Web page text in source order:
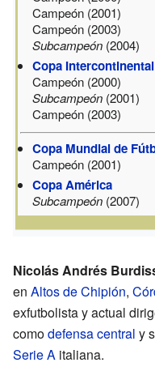
Campeón (2001)
Campeón (2003)
Subcampeón (2004)
Copa Intercontinental
Campeón (2000)
Subcampeón (2001)
Campeón (2003)
Copa Mundial de
Campeón (2001)
Copa América
Subcampeón (2007)
Nicolás Andrés
en Altos de Chipión,
exfutbolista y actual
comodefensa central y
Serie A italiana.